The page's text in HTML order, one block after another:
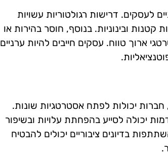
לעסקים. דרישות רגולטוריות עשויות
ובינוניות. בנוסף, חוסר בהירות או
ארוך טווח. עסקים חייבים להיות ערניים
יכולות לפתח אסטרטגיות שונות.
יכולה לסייע בהפחתת עלויות ובשיפור
בדיונים ציבוריים יכולים להבטיח